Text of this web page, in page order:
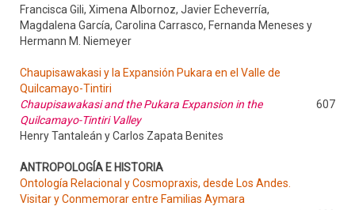
Francisca Gili, Ximena Albornoz, Javier Echeverría,
Magdalena García, Carolina Carrasco, Fernanda Meneses y
Hermann M. Niemeyer
Chaupisawakasi y la Expansión Pukara en el Valle de
Quilcamayo-Tintiri
Chaupisawakasi and the Pukara Expansion in the
Quilcamayo-Tintiri Valley
607
Henry Tantaleán y Carlos Zapata Benites
ANTROPOLOGÍA E HISTORIA
Ontología Relacional y Cosmopraxis, desde Los Andes.
Visitar y Conmemorar entre Familias Aymara